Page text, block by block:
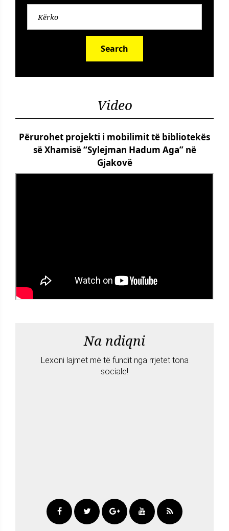
Search
Video
Përurohet projekti i mobilimit të bibliotekës
së Xhamisë “Sylejman Hadum Aga” në
Gjakovë
Na ndiqni
Lexoni lajmet më të fundit nga rrjetet tona
sociale!